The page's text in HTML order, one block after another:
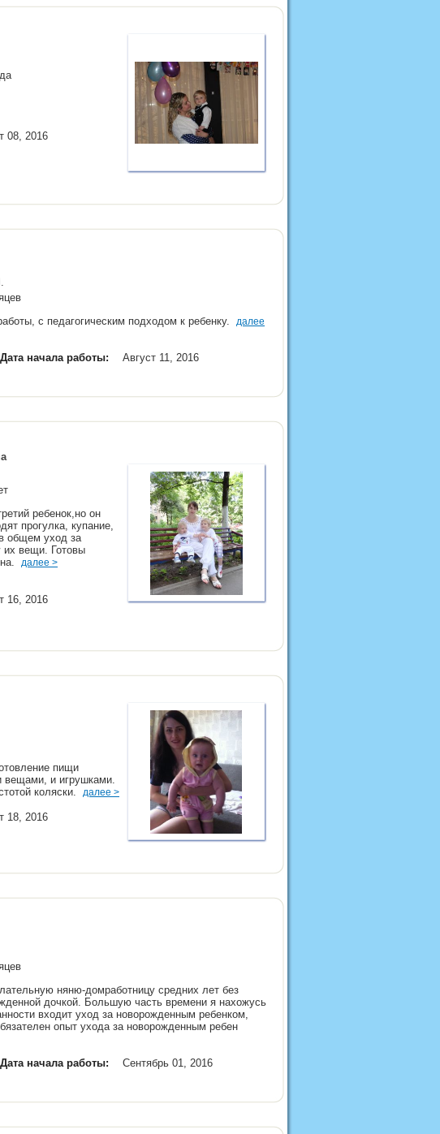
08, 2016
с педагогическим подходом к ребенку. далее
Дата начала работы: Август 11, 2016
ребенок,но он
прогулка, купание,
общем уход за
их вещи. Готовы
далее >
16, 2016
пищи
вещами, и игрушками.
коляски. далее >
18, 2016
няню-домработницу средних лет без
дочкой. Большую часть времени я нахожусь
входит уход за новорожденным ребенком,
опыт ухода за новорожденным ребен
Дата начала работы: Сентябрь 01, 2016